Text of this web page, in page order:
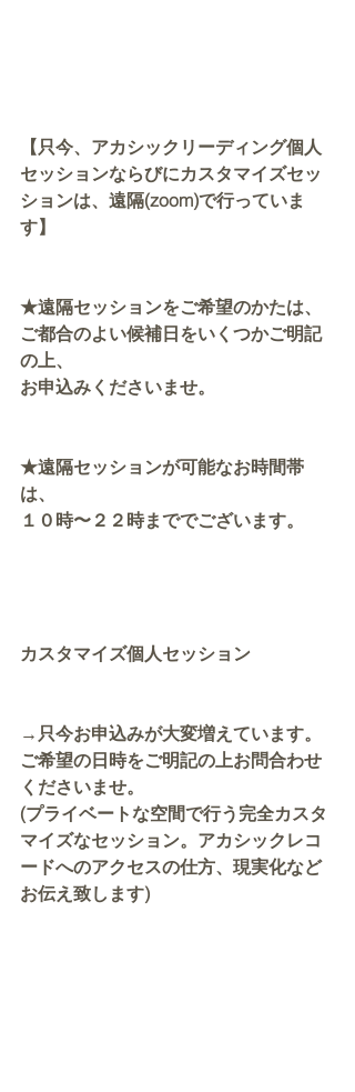
【只今、アカシックリーディング個人
セッションならびにカスタマイズセッ
ションは、遠隔(zoom)で行っていま
す】
★遠隔セッションをご希望のかたは、
ご都合のよい候補日をいくつかご明記
の上、
お申込みくださいませ。
★遠隔セッションが可能なお時間帯
は、
１０時〜２２時まででございます。
カスタマイズ個人セッション
→只今お申込みが大変増えています。
ご希望の日時をご明記の上お問合わせ
くださいませ。
(プライベートな空間で行う完全カスタ
マイズなセッション。アカシックレコ
ードへのアクセスの仕方、現実化など
お伝え致します)